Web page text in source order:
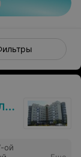
ой